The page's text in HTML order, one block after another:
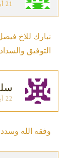
21 أبريل، 2020 في 9:52 م
نبارك للاخ
التوفيق والسداد
22 أبريل، 2020 في 2:28 ص
وفقه الله